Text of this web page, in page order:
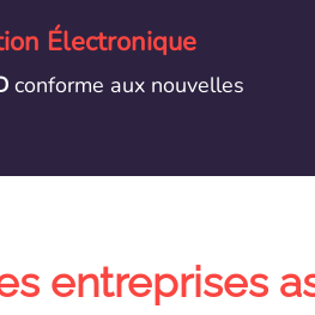
Électronique
conforme aux nouvelles
entreprises